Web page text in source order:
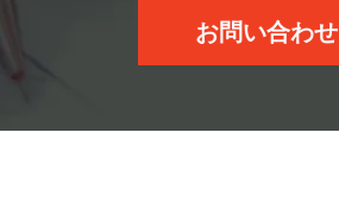
お問い合わせ